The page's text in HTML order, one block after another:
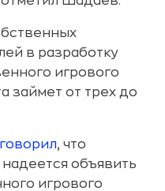
в разработку
игрового
займет от трех до
говорил, что
объявить
игрового